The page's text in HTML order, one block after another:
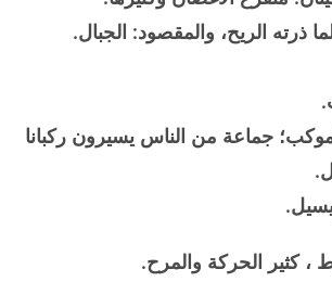
ذرته الريح، والمقصود: الجبال.
جماعة من الناس يسيرون ركبانا
، كثير الحركة والمرح.